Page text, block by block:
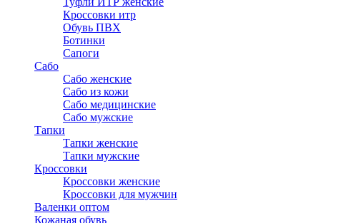
Кроссовки итр
Обувь ПВХ
Ботинки
Сапоги
Сабо
Сабо женские
Сабо из кожи
Сабо медицинские
Сабо мужские
Тапки
Тапки женские
Тапки мужские
Кроссовки
Кроссовки женские
Кроссовки для мужчин
Валенки оптом
Кожаная обувь